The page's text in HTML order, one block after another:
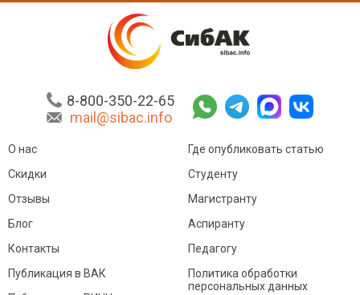
8-800-350-22-65
mail@sibac.info
О нас
Скидки
Отзывы
Блог
Контакты
Где опубликовать статью
Студенту
Магистранту
Аспиранту
Педагогу
Публикация в ВАК
Политика обработки
персональных данных